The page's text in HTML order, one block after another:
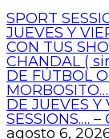
SPORT
JUEVES Y
CON TUS
CHANDAL (
DE FÚTBOL
DE JUEVES Y
SESSIONS.…
agosto 6,